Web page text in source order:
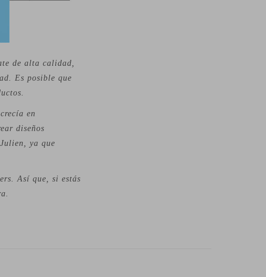
de alta calidad,
Es posible que
en
diseños
ya que
Así que, si estás